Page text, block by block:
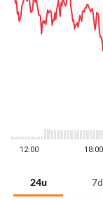
24u 7d